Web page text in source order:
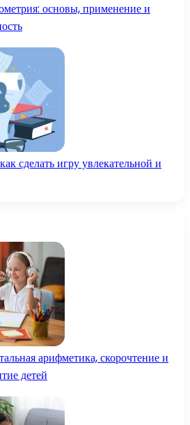
основы, применение и
сделать игру увлекательной и
арифметика, скорочтение и
детей